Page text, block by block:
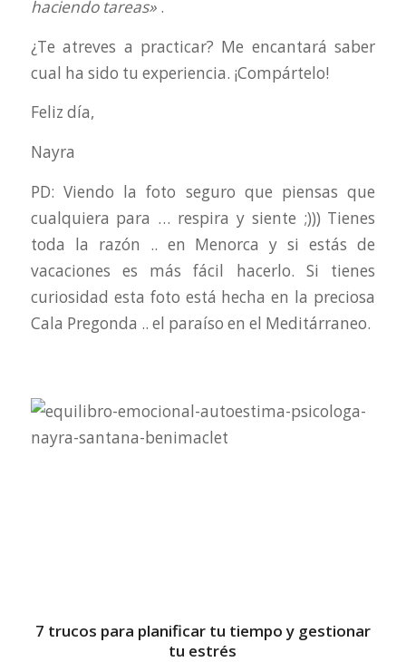
haciendo tareas».
¿Te atreves a practicar? Me encantará saber
cual ha sido tu experiencia. ¡Compártelo!
Feliz día,
Nayra
PD: Viendo la foto seguro que piensas que
cualquiera para … respira y siente ;))) Tienes
toda la razón .. en Menorca y si estás de
vacaciones es más fácil hacerlo. Si tienes
curiosidad esta foto está hecha en la preciosa
Cala Pregonda .. el paraíso en el Meditárraneo.
7 trucos para planificar tu tiempo y gestionar
tu estrés